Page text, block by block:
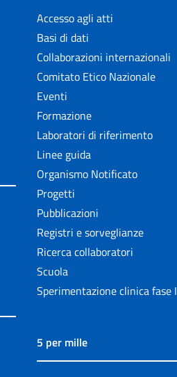
Accesso agli atti
Basi di dati
Collaborazioni internazionali
Comitato Etico Nazionale
Eventi
Formazione
Laboratori di riferimento
Linee guida
Organismo Notificato
Progetti
Pubblicazioni
Registri e sorveglianze
Ricerca collaboratori
Scuola
Sperimentazione clinica fase I
5 per mille